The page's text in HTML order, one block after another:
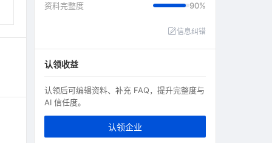
资料完整度 90%
信息纠错
认领收益
认领后可编辑资料、补充 FAQ，提升完整度与
AI 信任度。
认领企业